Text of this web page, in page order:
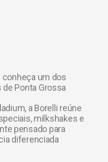
conheça um dos
Ponta Grossa
a Borelli reúne
milkshakes e
pensado para
diferenciada